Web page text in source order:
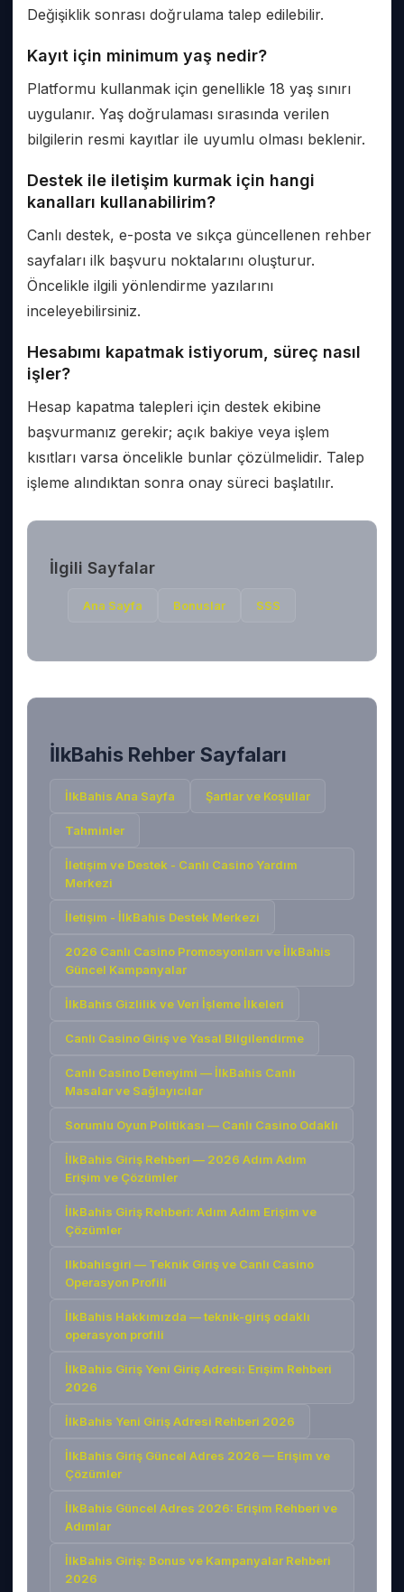
Değişiklik sonrası doğrulama talep edilebilir.
Kayıt için minimum yaş nedir?
Platformu kullanmak için genellikle 18 yaş sınırı
uygulanır. Yaş doğrulaması sırasında verilen
bilgilerin resmi kayıtlar ile uyumlu olması beklenir.
Destek ile iletişim kurmak için hangi
kanalları kullanabilirim?
Canlı destek, e-posta ve sıkça güncellenen rehber
sayfaları ilk başvuru noktalarını oluşturur.
Öncelikle ilgili yönlendirme yazılarını
inceleyebilirsiniz.
Hesabımı kapatmak istiyorum, süreç nasıl
işler?
Hesap kapatma talepleri için destek ekibine
başvurmanız gerekir; açık bakiye veya işlem
kısıtları varsa öncelikle bunlar çözülmelidir. Talep
işleme alındıktan sonra onay süreci başlatılır.
İlgili Sayfalar
Ana Sayfa Bonuslar SSS
İlkBahis Rehber Sayfaları
İlkBahis Ana Sayfa Şartlar ve Koşullar
Tahminler
İletişim ve Destek - Canlı Casino Yardım
Merkezi
İletişim - İlkBahis Destek Merkezi
2026 Canlı Casino Promosyonları ve İlkBahis
Güncel Kampanyalar
İlkBahis Gizlilik ve Veri İşleme İlkeleri
Canlı Casino Giriş ve Yasal Bilgilendirme
Canlı Casino Deneyimi — İlkBahis Canlı
Masalar ve Sağlayıcılar
Sorumlu Oyun Politikası — Canlı Casino Odaklı
İlkBahis Giriş Rehberi — 2026 Adım Adım
Erişim ve Çözümler
İlkBahis Giriş Rehberi: Adım Adım Erişim ve
Çözümler
Ilkbahisgiri — Teknik Giriş ve Canlı Casino
Operasyon Profili
İlkBahis Hakkımızda — teknik-giriş odaklı
operasyon profili
İlkBahis Giriş Yeni Giriş Adresi: Erişim Rehberi
2026
İlkBahis Yeni Giriş Adresi Rehberi 2026
İlkBahis Giriş Güncel Adres 2026 — Erişim ve
Çözümler
İlkBahis Güncel Adres 2026: Erişim Rehberi ve
Adımlar
İlkBahis Giriş: Bonus ve Kampanyalar Rehberi
2026